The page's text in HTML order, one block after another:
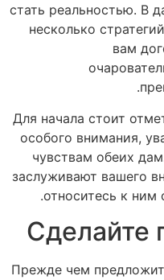
стать реальностью. В
несколько
вам
Для начала стоит
особого внимания,
чувствам обеих
заслуживают вашего
относитесь к ним
Прежде чем